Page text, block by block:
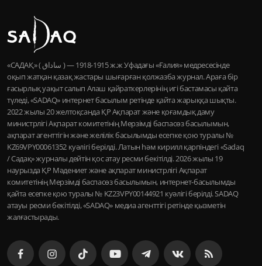
«САДАҚ» ( ساداق ) — 1915-1918 ж.ж Уфадағы «Ғалия» медресесінде
оқып жатқан қазақ жастары шығарған қолжазба журнал. Араға бір
ғасырлық уақыт салып Алаш қайраткерлерінің игі бастамасы қайта
түледі, «SADAQ» интернет басылым ретінде қайта жарыққа шықты.
2022 жылы 20 желтоқсанда ҚР Ақпарат және қоғамдық даму
министрлігі Ақпарат комитетінің Мерзімді баспасөз басылымын,
ақпарат агенттігін және желілік басылымды есепке қою туралы №
KZ69VPY00061352 куәлігі берілді. Латын һәм кирилл қарпіндегі «Sadaq
/ Садақ» журналы дейтін қос атау ресми бекітілді. 2026 жылы 19
наурызда ҚР Мәдениет және ақпарат министрлігі Ақпарат
комитетінің Мерзімді баспасөз басылымын, интернет-басылымды
қайта есепке қою туралы № KZ23VPY00144921 куәлігі берілді. SADAQ
атауы ресми бекітілді, «SADAQ» медиа агенттігі ретінде қызметін
жалғастырады.